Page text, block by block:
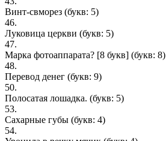
Винт-свморез (букв: 5)
46.
Луковица церкви (букв: 5)
47.
Марка фотоаппарата? [8 букв] (букв: 8)
48.
Перевод денег (букв: 9)
50.
Полосатая лошадка. (букв: 5)
53.
Сахарные губы (букв: 4)
54.